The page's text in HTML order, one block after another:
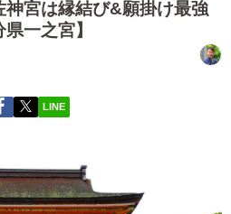
神宮は縁結び&願掛け最強
一之宮】
LINE